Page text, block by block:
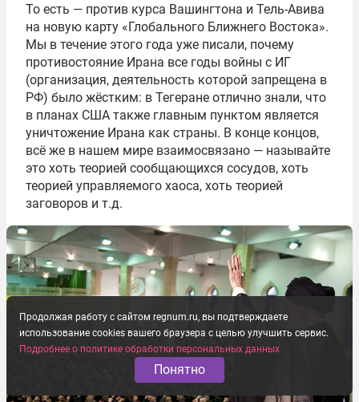
То есть — против курса Вашингтона и Тель-Авива
на новую карту «Глобального Ближнего Востока».
Мы в течение этого года уже писали, почему
противостояние Ирана все годы войны с ИГ
(организация, деятельность которой запрещена в
РФ) было жёстким: в Тегеране отлично знали, что
в планах США также главным пунктом является
уничтожение Ирана как страны. В конце концов,
всё же в нашем мире взаимосвязано — называйте
это хоть теорией сообщающихся сосудов, хоть
теорией управляемого хаоса, хоть теорией
заговоров и т.д.
Продолжая работу с сайтом regnum.ru, вы подтверждаете
использование cookies вашего браузера с целью улучшить сервис.
Подробнее о политике обработки персональных данных
Понятно